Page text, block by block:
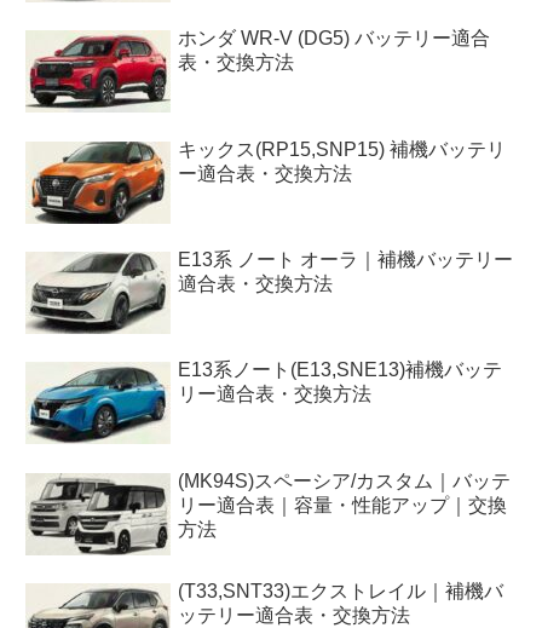
ホンダ WR-V (DG5) バッテリー適合
表・交換方法
キックス(RP15,SNP15) 補機バッテリ
ー適合表・交換方法
E13系 ノート オーラ｜補機バッテリー
適合表・交換方法
E13系ノート(E13,SNE13)補機バッテ
リー適合表・交換方法
(MK94S)スペーシア/カスタム｜バッテ
リー適合表｜容量・性能アップ｜交換
方法
(T33,SNT33)エクストレイル｜補機バ
ッテリー適合表・交換方法